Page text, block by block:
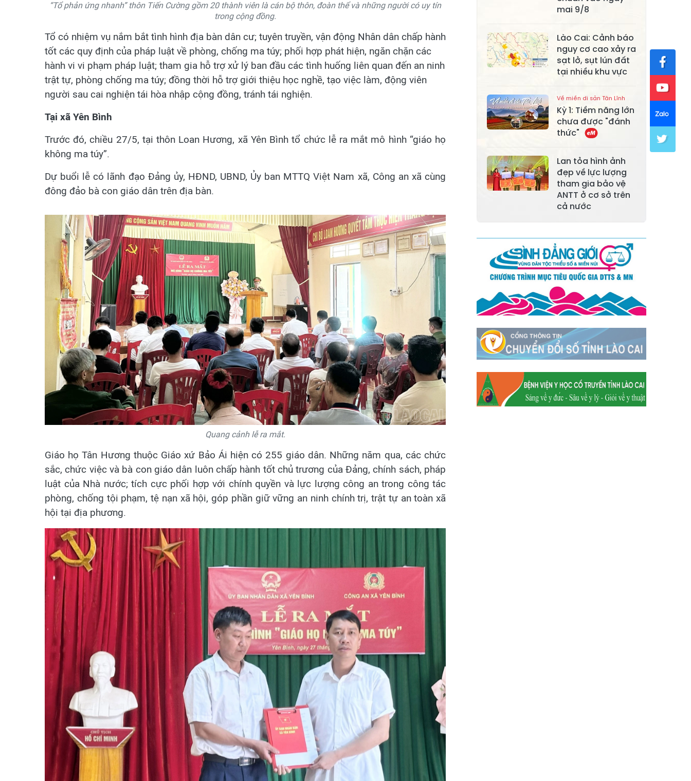
“Tổ phản ứng nhanh” thôn Tiến Cường gồm 20 thành viên là cán bộ thôn, đoàn thể và những người có uy tín
trong cộng đồng.
Tổ có nhiệm vụ nắm bắt tình hình địa bàn dân cư; tuyên truyền, vận động Nhân dân chấp hành
tốt các quy định của pháp luật về phòng, chống ma túy; phối hợp phát hiện, ngăn chặn các
hành vi vi phạm pháp luật; tham gia hỗ trợ xử lý ban đầu các tình huống liên quan đến an ninh
trật tự, phòng chống ma túy; đồng thời hỗ trợ giới thiệu học nghề, tạo việc làm, động viên
người sau cai nghiện tái hòa nhập cộng đồng, tránh tái nghiện.
Tại xã Yên Bình
Trước đó, chiều 27/5, tại thôn Loan Hương, xã Yên Bình tổ chức lễ ra mắt mô hình “giáo họ
không ma túy”.
Dự buổi lễ có lãnh đạo Đảng ủy, HĐND, UBND, Ủy ban MTTQ Việt Nam xã, Công an xã cùng
đông đảo bà con giáo dân trên địa bàn.
Quang cảnh lễ ra mắt.
Giáo họ Tân Hương thuộc Giáo xứ Bảo Ái hiện có 255 giáo dân. Những năm qua, các chức
sắc, chức việc và bà con giáo dân luôn chấp hành tốt chủ trương của Đảng, chính sách, pháp
luật của Nhà nước; tích cực phối hợp với chính quyền và lực lượng công an trong công tác
phòng, chống tội phạm, tệ nạn xã hội, góp phần giữ vững an ninh chính trị, trật tự an toàn xã
hội tại địa phương.
Xã Xuân Ái
Xã Mỏ Vàng
Xã Lâm
Thượng
Xã Lục Yên
Xã Tân Lĩnh
Xã Mường Lai
Xã Cảm Nhân
Xã Yên Thành
Xã Thác Bà
Xã Trấn Yên
Xã Hưng
Khánh
Xã Việt Hồng
Xã Hợp Thành
Xã Phong Hải
Xã Xuân
Xã Bảo Thắng
Xã Tằng Loỏng
Xã Gia Phú
Xã Mường
Hum
Xã Dền Sáng
Xã Y Tý
Xã A Mú Sung
Xã Trịnh Tường
Xã Nậm Chày
Xã Bản Xèo
Xã Bát Xát
mai 9/8
Lào Cai: Cảnh báo
nguy cơ cao xảy ra
sạt lở, sụt lún đất
tại nhiều khu vực
Về miền di sản Tân Lĩnh
Kỳ 1: Tiềm năng lớn
chưa được "đánh
thức"
Lan tỏa hình ảnh
đẹp về lực lượng
tham gia bảo vệ
ANTT ở cơ sở trên
cả nước